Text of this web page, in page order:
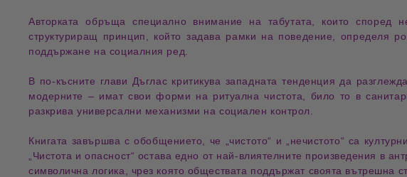
Авторката обръща специално внимание на табутата , които според
структуриращ принцип
, който задава рамки на поведение, определя
поддържане на социалния ред.
В по-късните глави Дъглас критикува западната тенденция да разглежда
модерните – имат свои форми на ритуална чистота , било то в
разкрива универсални механизми на социален контрол.
Книгата завършва с обобщението, че „чистото“ и „нечистото“ са
Чистота и опасност“ остава едно от най-влиятелните произведения в
символична логика , чрез която обществата поддържат своята вътрешна